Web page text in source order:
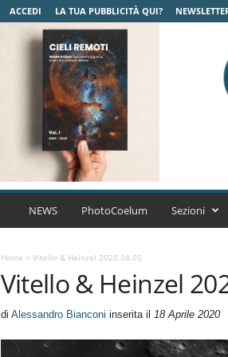
ACCEDI LA TUA PUBBLICITÀ QUI?
C
A
r
NEWS PhotoCoelum Sezioni
Home > Vitello & Heinzel 2020.04.05
Vitello & Heinzel
di Alessandro Bianconi inserita il 18 Aprile 2020